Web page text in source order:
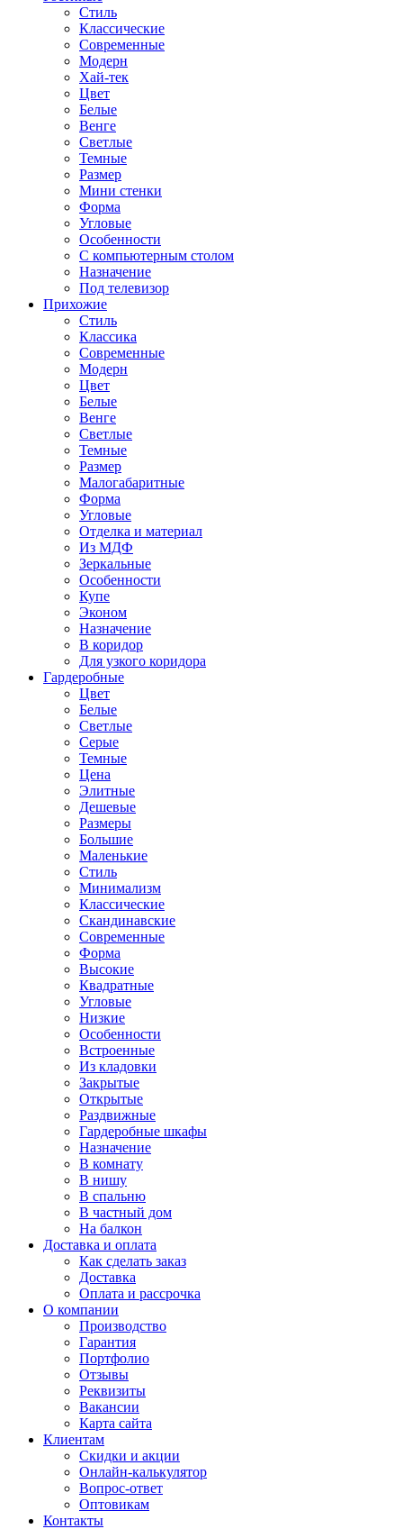
Стиль
Классические
Современные
Модерн
Хай-тек
Цвет
Белые
Венге
Светлые
Темные
Размер
Мини стенки
Форма
Угловые
Особенности
С компьютерным столом
Назначение
Под телевизор
Прихожие
Стиль
Классика
Современные
Модерн
Цвет
Белые
Венге
Светлые
Темные
Размер
Малогабаритные
Форма
Угловые
Отделка и материал
Из МДФ
Зеркальные
Особенности
Купе
Эконом
Назначение
В коридор
Для узкого коридора
Гардеробные
Цвет
Белые
Светлые
Серые
Темные
Цена
Элитные
Дешевые
Размеры
Большие
Маленькие
Стиль
Минимализм
Классические
Скандинавские
Современные
Форма
Высокие
Квадратные
Угловые
Низкие
Особенности
Встроенные
Из кладовки
Закрытые
Открытые
Раздвижные
Гардеробные шкафы
Назначение
В комнату
В нишу
В спальню
В частный дом
На балкон
Доставка и оплата
Как сделать заказ
Доставка
Оплата и рассрочка
О компании
Производство
Гарантия
Портфолио
Отзывы
Реквизиты
Вакансии
Карта сайта
Клиентам
Скидки и акции
Онлайн-калькулятор
Вопрос-ответ
Оптовикам
Контакты